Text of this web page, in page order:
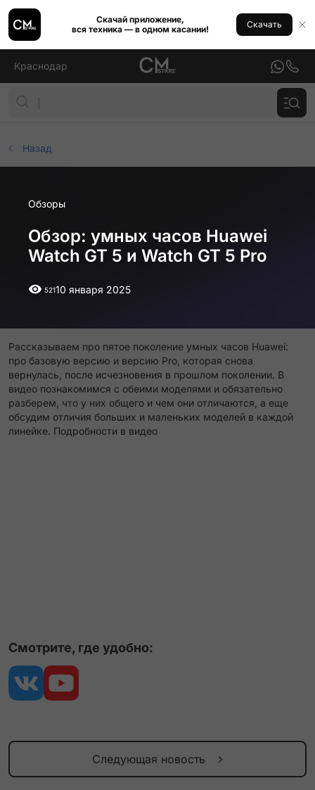
Скачай приложение,
вся техника — в одном касании!
Скачать
Краснодар
Назад
Обзоры
Обзор: умных часов Huawei
Watch GT 5 и Watch GT 5 Pro
52110 января 2025
Рассказываем про пятое поколение умных часов Huawei:
про базовую версию и версию Pro, которая снова
вернулась, после исчезновения в прошлом поколении. В
видео познакомимся с обеими моделями и обязательно
разберем, что у них общего и чем они отличаются, а еще
обсудим отличия больших и маленьких моделей в каждой
линейке. Подробности в видео
Смотрите, где удобно:
Следующая новость